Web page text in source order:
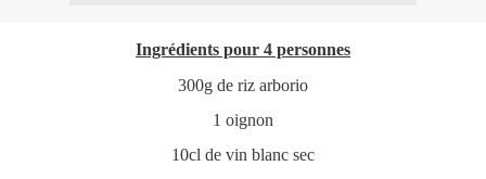
Ingrédients pour 4 personnes
300g de riz arborio
1 oignon
10cl de vin blanc sec